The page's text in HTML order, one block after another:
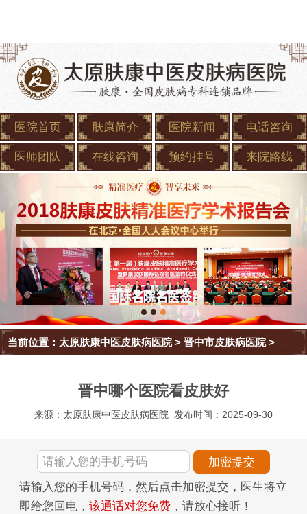
医院首页 肤康简介 医院新闻 电话咨询
医师团队 在线咨询 预约挂号 来院路线
当前位置： 太原肤康中医皮肤病医院>晋中市皮肤病医院>
晋中哪个医院看皮肤好
来源：太原肤康中医皮肤病医院 发布时间：2025-09-30
请输入您的手机号码，然后点击加密提交，医生将立
即给您回电， 该通话对您免费 ，请放心接听！